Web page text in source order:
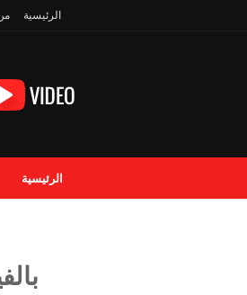
الرئيسية
الرئيسية